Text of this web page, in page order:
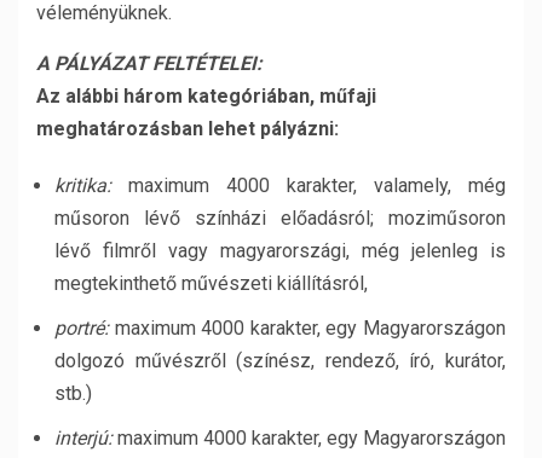
véleményüknek.
A PÁLYÁZAT FELTÉTELEI:
Az alábbi három kategóriában, műfaji
meghatározásban lehet pályázni:
kritika:maximum 4000 karakter, valamely, még
műsoron lévő színházi előadásról; moziműsoron
lévő filmről vagy magyarországi, még jelenleg is
megtekinthető művészeti kiállításról,
portré:maximum 4000 karakter, egy Magyarországon
dolgozó művészről (színész, rendező, író, kurátor,
stb.)
interjú:maximum 4000 karakter, egy Magyarországon